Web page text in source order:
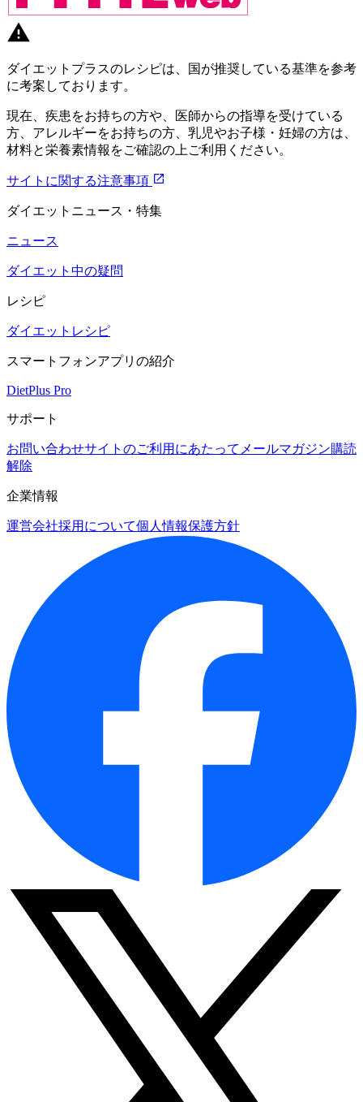
ダイエットプラスのレシピは、国が推奨している基準を参考
に考案しております。
現在、疾患をお持ちの方や、医師からの指導を受けている
方、アレルギーをお持ちの方、乳児やお子様・妊婦の方は、
材料と栄養素情報をご確認の上ご利用ください。
サイトに関する注意事項
ダイエットニュース・特集
ニュース
ダイエット中の疑問
レシピ
ダイエットレシピ
スマートフォンアプリの紹介
DietPlus Pro
サポート
お問い合わせサイトのご利用にあたって メールマガジン購読
解除
企業情報
運営会社採用について個人情報保護方針